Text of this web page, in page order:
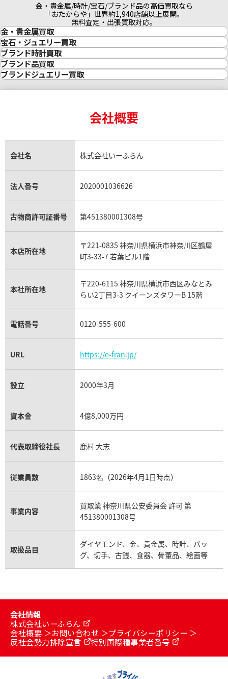
金・貴金属/時計/宝石/ブランド品の高価買取なら
「おたからや」世界約1,940店舗以上展開。
無料査定・出張買取対応。
金・貴金属買取
金買取
金の相場価格情報
金の参考買取価格一覧
インゴット買取
インゴットの相場価格情報
24金買取
金貨買取
貴金属買取
銀・シルバー買取
パラジウム買取
宝石・ジュエリー買取
宝石・ジュエリー買取
ダイヤモンド買取
ダイヤモンド・宝石の参考価格一覧
リング・結婚指輪買取
エメラルド買取
トパーズ買取
タンザナイト買取
キャッツアイ買取
アクアマリン買取
ブランド時計買取
時計買取
ロレックス買取
ロレックス デイトナ買取
ロレックス サブマリーナー買取
ロレックス エクスプローラー買取
ロレックス デイトジャスト買取
パテック フィリップノーチラス買取
ヴァシュロン・コンスタンタン買取
オメガ買取
カルティエ買取
フランク ミュラー買取
リシャール・ミル買取
パネライ買取
チューダー（チュードル）買取
ブランド品買取
ブランド買取
シャネル マトラッセ買取
セリーヌ買取
プラダ買取
ブランドジュエリー買取
ヴァンクリーフ＆アーペル買取
ショーメ買取
ダミアーニ買取
モーブッサン買取
会社概要
会社名 株式会社いーふらん
法人番号 2020001036626
古物商許可証番号 第451380001308号
本店所在地
〒221-0835 神奈川県横浜市神奈川区鶴屋
町3-33-7 若葉ビル1階
本社所在地
〒220-6115 神奈川県横浜市西区みなとみ
らい2丁目3-3 クイーンズタワーB 15階
電話番号 0120-555-600
URL https://e-fran.jp/
設立 2000年3月
資本金 4億8,000万円
代表取締役社長 鹿村 大志
従業員数 1863名（2026年4月1日時点）
事業内容
買取業 神奈川県公安委員会 許可 第
451380001308号
取扱品目
ダイヤモンド、金、貴金属、時計、バッ
グ、切手、古銭、食器、骨董品、絵画等
会社情報
株式会社いーふらん
会社概要
お問い合わせ
プライバシーポリシー
反社会勢力排除宣言
特別国際種事業者番号